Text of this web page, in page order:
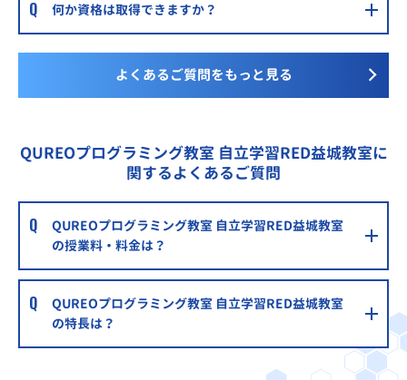
何か資格は取得できますか？
よくあるご質問をもっと見る
QUREOプログラミング教室 自立学習RED益城教室に
関するよくあるご質問
QUREOプログラミング教室 自立学習RED益城教室
の授業料・料金は？
QUREOプログラミング教室 自立学習RED益城教室
の特長は？